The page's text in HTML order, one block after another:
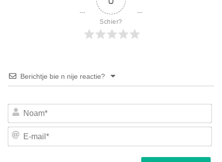
Schier?
Berichtje bie n nije reactie?
E-